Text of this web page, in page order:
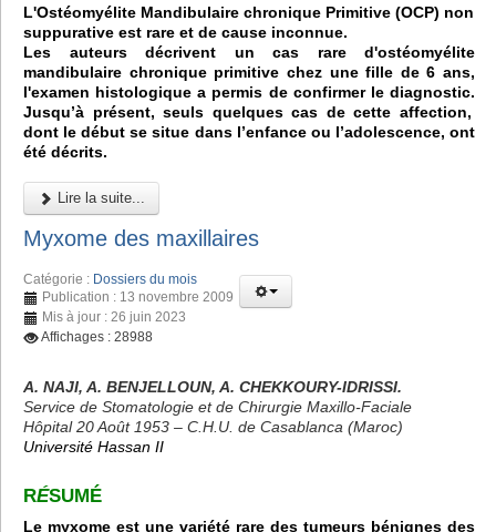
L'Ostéomyélite Mandibulaire chronique Primitive (OCP) non
suppurative est rare et de cause inconnue.
Les auteurs décrivent un cas rare d'ostéomyélite
mandibulaire chronique primitive chez une fille de 6 ans,
l'examen histologique a permis de confirmer le diagnostic.
Jusqu’à présent, seuls quelques cas de cette affection,
dont le début se situe dans l’enfance ou l’adolescence, ont
été décrits.
Lire la suite...
Myxome des maxillaires
Catégorie : Dossiers du mois
Publication : 13 novembre 2009
Mis à jour : 26 juin 2023
Affichages : 28988
A. NAJI, A. BENJELLOUN, A. CHEKKOURY-IDRISSI.
Service de Stomatologie et de Chirurgie Maxillo-Faciale
Hôpital 20 Août 1953 – C.H.U. de Casablanca (Maroc)
Université Hassan II
RÉSUMÉ
Le myxome est une variété rare des tumeurs bénignes des